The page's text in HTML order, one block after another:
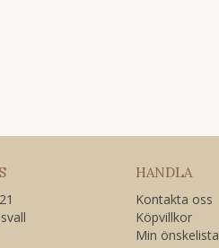
HANDLA
Kontakta oss
Köpvillkor
Min önskelista